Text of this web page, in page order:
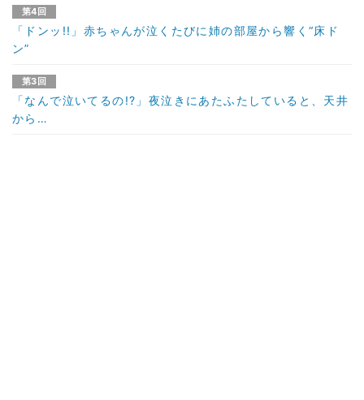
第4回
「ドンッ!!」赤ちゃんが泣くたびに姉の部屋から響く“床ド
ン”
第3回
「なんで泣いてるの!?」夜泣きにあたふたしていると、天井
から…